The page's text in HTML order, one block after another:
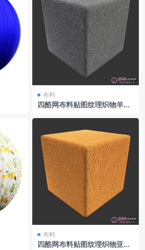
布料
四酷网布料贴图纹理织物羊毛
布料
四酷网布料贴图纹理织物亚麻